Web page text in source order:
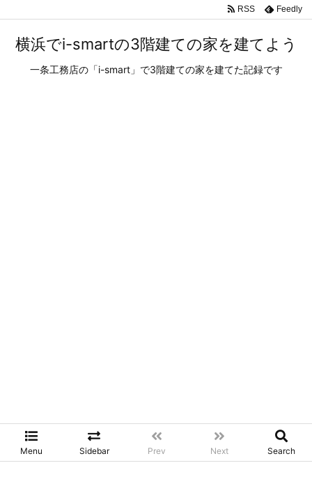
横浜でi-smartの3階建ての家を建てよう
一条工務店の「i-smart」で3階建ての家を建てた記録です
Menu Sidebar Prev Next Search
RSS Feedly